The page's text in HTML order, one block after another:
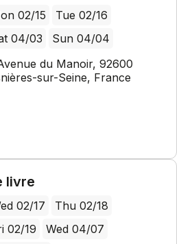
02/15
Tue 02/16
04/03
Sun 04/04
du Manoir, 92600
sur-Seine, France
livre
02/17
Thu 02/18
02/19
Wed 04/07